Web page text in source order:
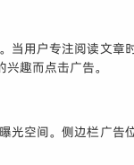
用户专注阅读文
趣而点击广告。
空间。侧边栏广